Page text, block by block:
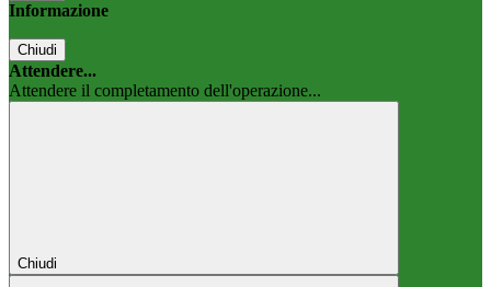
Informazione
Chiudi
Attendere...
Attendere il completamento dell'operazione...
Chiudi